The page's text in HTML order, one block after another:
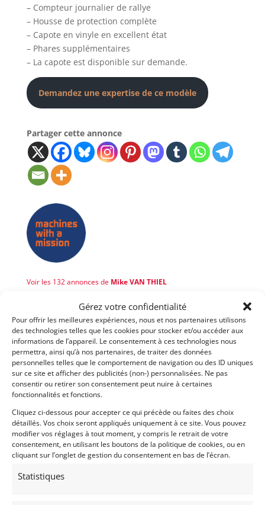
Gérez votre confidentialité
Pour offrir les meilleures expériences, nous et nos partenaires utilisons
des technologies telles que les cookies pour stocker et/ou accéder aux
informations de l’appareil. Le consentement à ces technologies nous
permettra, ainsi qu’à nos partenaires, de traiter des données
personnelles telles que le comportement de navigation ou des ID uniques
sur ce site et afficher des publicités (non-) personnalisées. Ne pas
consentir ou retirer son consentement peut nuire à certaines
fonctionnalités et fonctions.
Cliquez ci-dessous pour accepter ce qui précède ou faites des choix
détaillés. Vos choix seront appliqués uniquement à ce site. Vous pouvez
modifier vos réglages à tout moment, y compris le retrait de votre
consentement, en utilisant les boutons de la politique de cookies, ou en
cliquant sur l’onglet de gestion du consentement en bas de l’écran.
Statistiques
– Compteur journalier de rallye
– Housse de protection complète
– Capote en vinyle en excellent état
– Phares supplémentaires
– La capote est disponible sur demande.
Demandez une expertise de ce modèle
Partager cette annonce
Voir les 132 annonces de Mike VAN THIEL
Publié: 28 novembre 2024 (il y a 2 ans)
AUTO
Voitures de collection
Anglaises
100
1958